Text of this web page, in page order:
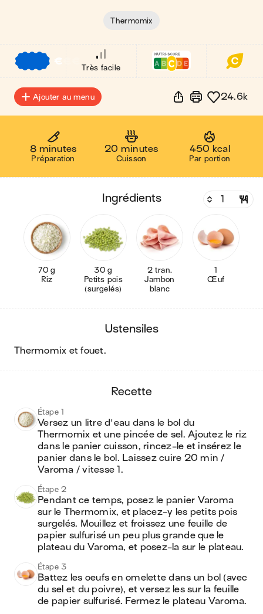
Thermomix
€
Très facile
Ajouter au menu 24.6k
8 minutes
Préparation
20 minutes
Cuisson
450 kcal
Par portion
ingrédients
70 g
Riz
30 g
Petits pois
(surgelés)
2 tran.
Jambon
blanc
1
Œuf
ustensiles
thermomix et fouet.
recette
Étape 1
Versez un litre d'eau dans le bol du
Thermomix et une pincée de sel. Ajoutez le riz
dans le panier cuisson, rincez-le et insérez le
panier dans le bol. Laissez cuire 20 min /
Varoma / vitesse 1.
Étape 2
Pendant ce temps, posez le panier Varoma
sur le Thermomix, et placez-y les petits pois
surgelés. Mouillez et froissez une feuille de
papier sulfurisé un peu plus grande que le
plateau du Varoma, et posez-la sur le plateau.
Étape 3
Battez les oeufs en omelette dans un bol (avec
du sel et du poivre), et versez les sur la feuille
de papier sulfurisé. Fermez le plateau Varoma.